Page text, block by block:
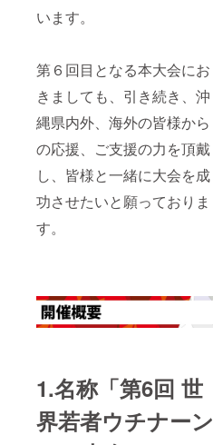
います。
第６回目となる本大会にお
きましても、引き続き、沖
縄県内外、海外の皆様から
の応援、ご支援の力を頂戴
し、皆様と一緒に大会を成
功させたいと願っておりま
す。
1.名称「第6回 世
界若者ウチナーン